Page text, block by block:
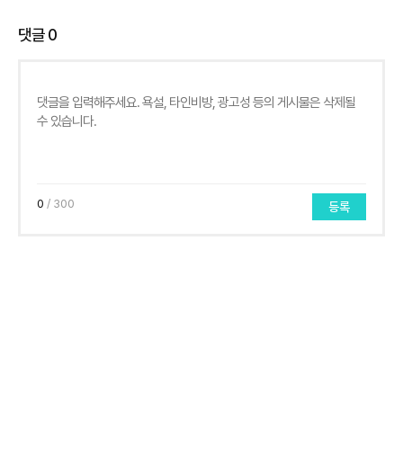
댓글0
0 / 300 등록